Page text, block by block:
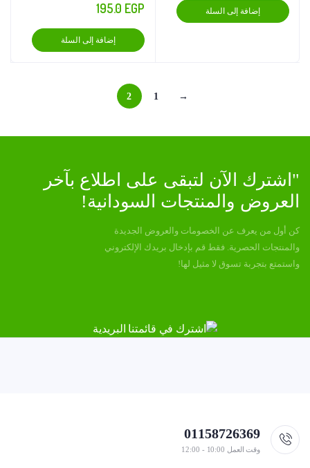
إضافة إلى السلة 195.0 EGP
إضافة إلى السلة
→
1
2
"اشترك الآن لتبقى على اطلاع بآخر
العروض والمنتجات السودانية!
كن أول من يعرف عن الخصومات والعروض الجديدة
والمنتجات الحصرية. فقط قم بإدخال بريدك الإلكتروني
واستمتع بتجربة تسوق لا مثيل لها!
01158726369
وقت العمل 10:00 - 12:00